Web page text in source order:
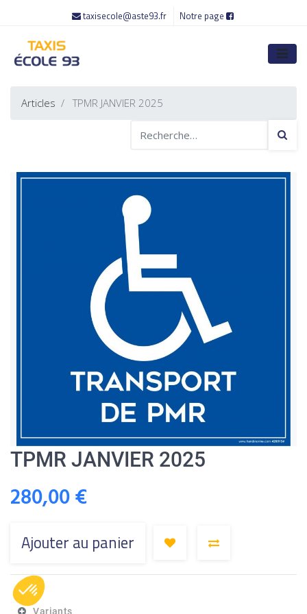
taxisecole@aste93.fr Notre page
Articles TPMR JANVIER 2025
TPMR JANVIER 2025
280,00€
Ajouter au panier
Variants